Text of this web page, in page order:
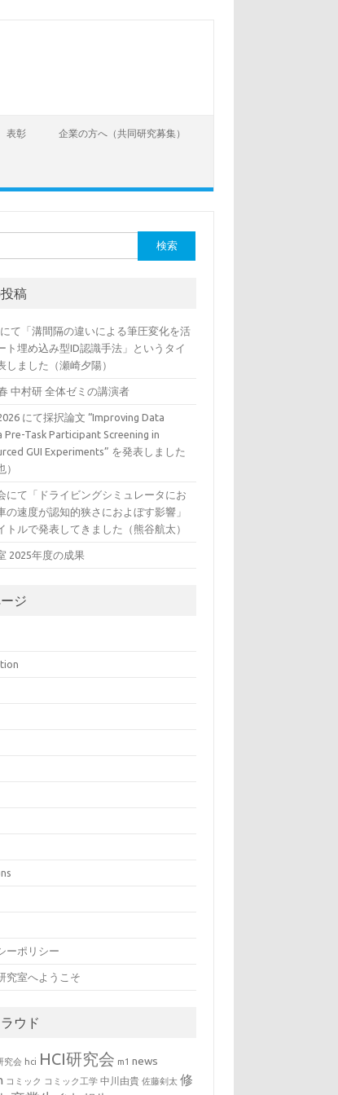
表彰 企業の方へ（共同研究募集）
稿
にて「溝間隔の違いによる筆圧変化を活
ト埋め込み型ID認識手法」というタイ
しました（瀬崎夕陽）
中村研 全体ゼミの講演者
にて採択論文 “Improving Data
Pre-Task Participant Screening in
GUI Experiments” を発表しました
）
にて「ドライビングシミュレータにお
の速度が認知的狭さにおよぼす影響」
トルで発表してきました（熊谷航太）
2025年度の成果
ジ
ーポリシー
究室へようこそ
ウド
究会 hci HCI研究会 m1 news
コミック コミック工学 中川由貴 佐藤剣太 修